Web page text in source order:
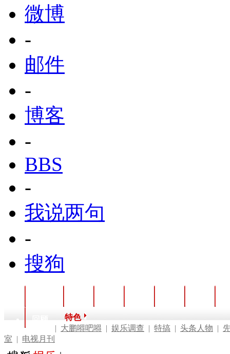
微博
-
邮件
-
博客
-
BBS
-
我说两句
-
搜狗
特色
| 大鹏嘚吧嘚 | 娱乐调查 | 特搞 | 头条人物 |
室 | 电视月刊